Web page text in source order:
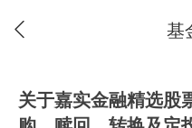
基
关于嘉实金融精选股